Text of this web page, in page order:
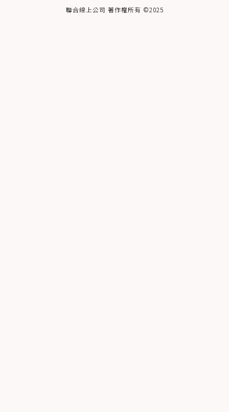
聯合線上公司 著作權所有 ©2025